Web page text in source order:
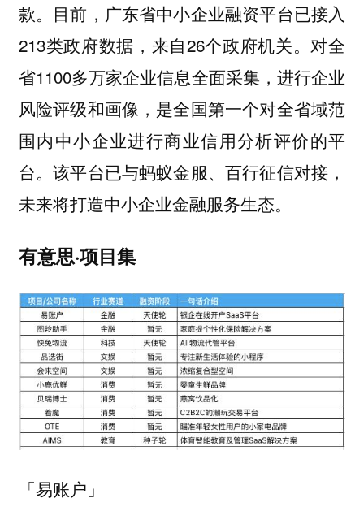
款。目前，广东省中小企业融资平台已接入
213类政府数据，来自26个政府机关。对全
省1100多万家企业信息全面采集，进行企业
风险评级和画像，是全国第一个对全省域范
围内中小企业进行商业信用分析评价的平
台。该平台已与蚂蚁金服、百行征信对接，
未来将打造中小企业金融服务生态。
有意思·项目集
「易账户」